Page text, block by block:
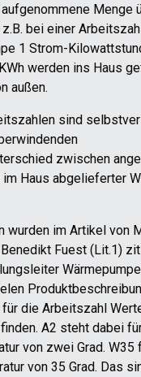
Menge
bei einer
1 Strom-
werden ins Haus
außen.
sind
zwischen
Haus abgelieferter
wurden im Artikel von
Fuest (Lit.1)
für die Arbeitszahl
A2 steht dabei
von zwei Grad. W35
von 35 Grad. Das